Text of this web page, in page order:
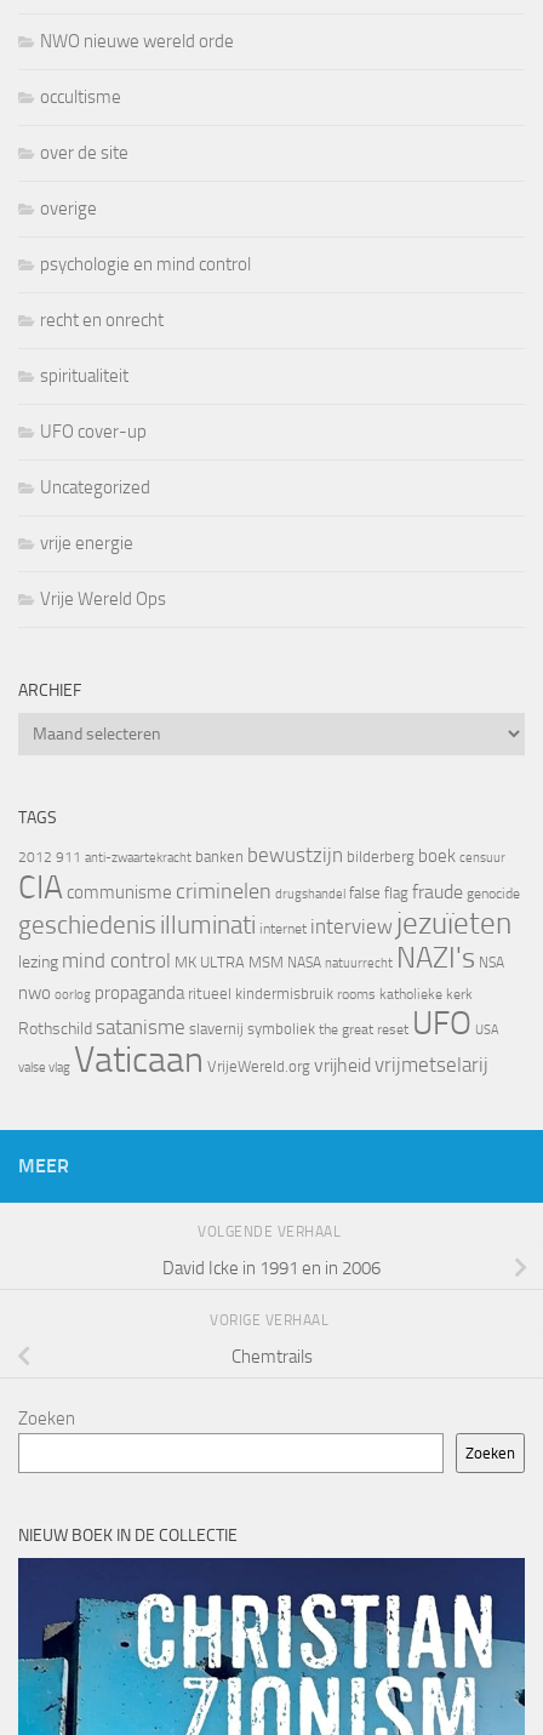
NWO nieuwe wereld orde
occultisme
over de site
overige
psychologie en mind control
recht en onrecht
spiritualiteit
UFO cover-up
Uncategorized
vrije energie
Vrije Wereld Ops
ARCHIEF
Archief
TAGS
2012 911 anti-zwaartekracht banken bewustzijn bilderberg boek censuur
CIA communisme criminelen drugshandel false flag fraude genocide
geschiedenis illuminati internet interview jezuïeten
lezing mind control MK ULTRA MSM NASA natuurrecht NAZI's NSA
nwo oorlog propaganda ritueel kindermisbruik rooms katholieke kerk
Rothschild satanisme slavernij symboliek the great reset UFO USA
valse vlag Vaticaan VrijeWereld.org vrijheid vrijmetselarij
MEER
VOLGENDE VERHAAL
David Icke in 1991 en in 2006
VORIGE VERHAAL
Chemtrails
Zoeken
Zoeken
NIEUW BOEK IN DE COLLECTIE